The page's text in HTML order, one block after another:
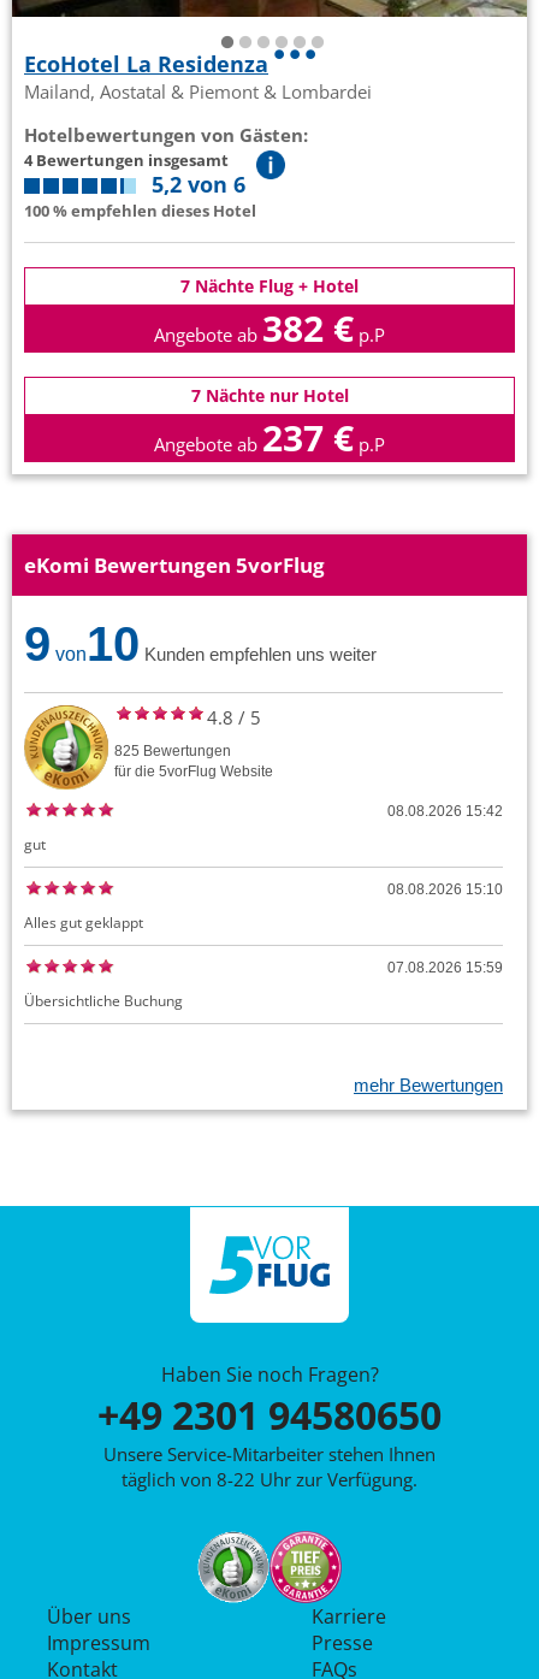
EcoHotel La Residenza
Mailand, Aostatal & Piemont & Lombardei
Hotelbewertungen von Gästen:
4 Bewertungen insgesamt
5,2 von 6
100 % empfehlen dieses Hotel
7 Nächte Flug + Hotel
Angebote ab 382 € p.P
7 Nächte nur Hotel
Angebote ab 237 € p.P
eKomi Bewertungen 5vorFlug
9 von10 Kunden empfehlen uns weiter
4.8 / 5
825 Bewertungen
für die 5vorFlug Website
08.08.2026 15:42
gut
08.08.2026 15:10
Alles gut geklappt
07.08.2026 15:59
Übersichtliche Buchung
mehr Bewertungen
Haben Sie noch Fragen?
+49 2301 94580650
Unsere Service-Mitarbeiter stehen Ihnen
täglich von 8-22 Uhr zur Verfügung.
Über uns
Impressum
Kontakt
Karriere
Presse
FAQs